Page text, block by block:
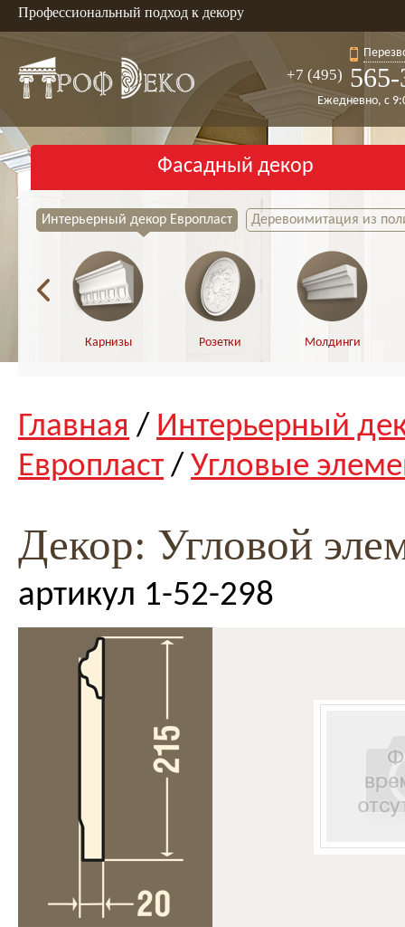
Профессиональный подход к декору
+7 (495)
Ежедневно, с
Фасадный декор
Интерьерный декор Европласт Деревоимитация из
Карнизы Розетки Молдинги
Главная / Интерьерный
Европласт / Угловые
Декор: Угловой
артикул 1-52-298